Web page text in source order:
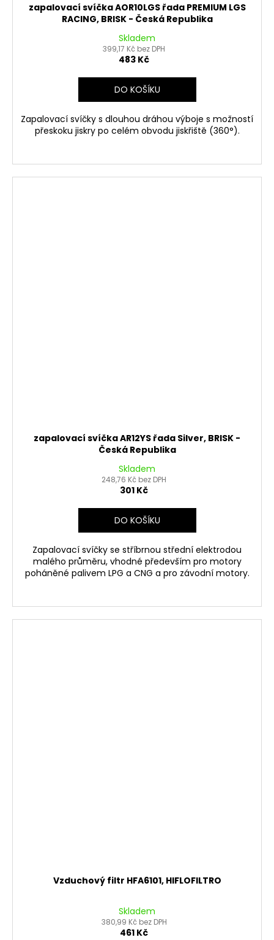
zapalovací svíčka AOR10LGS řada PREMIUM LGS
RACING, BRISK - Česká Republika
Skladem
399,17 Kč bez DPH
483 Kč
DO KOŠÍKU
Zapalovací svíčky s dlouhou dráhou výboje s možností
přeskoku jiskry po celém obvodu jiskřiště (360°).
zapalovací svíčka AR12YS řada Silver, BRISK -
Česká Republika
Skladem
248,76 Kč bez DPH
301 Kč
DO KOŠÍKU
Zapalovací svíčky se stříbrnou střední elektrodou
malého průměru, vhodné především pro motory
poháněné palivem LPG a CNG a pro závodní motory.
Vzduchový filtr HFA6101, HIFLOFILTRO
Skladem
380,99 Kč bez DPH
461 Kč